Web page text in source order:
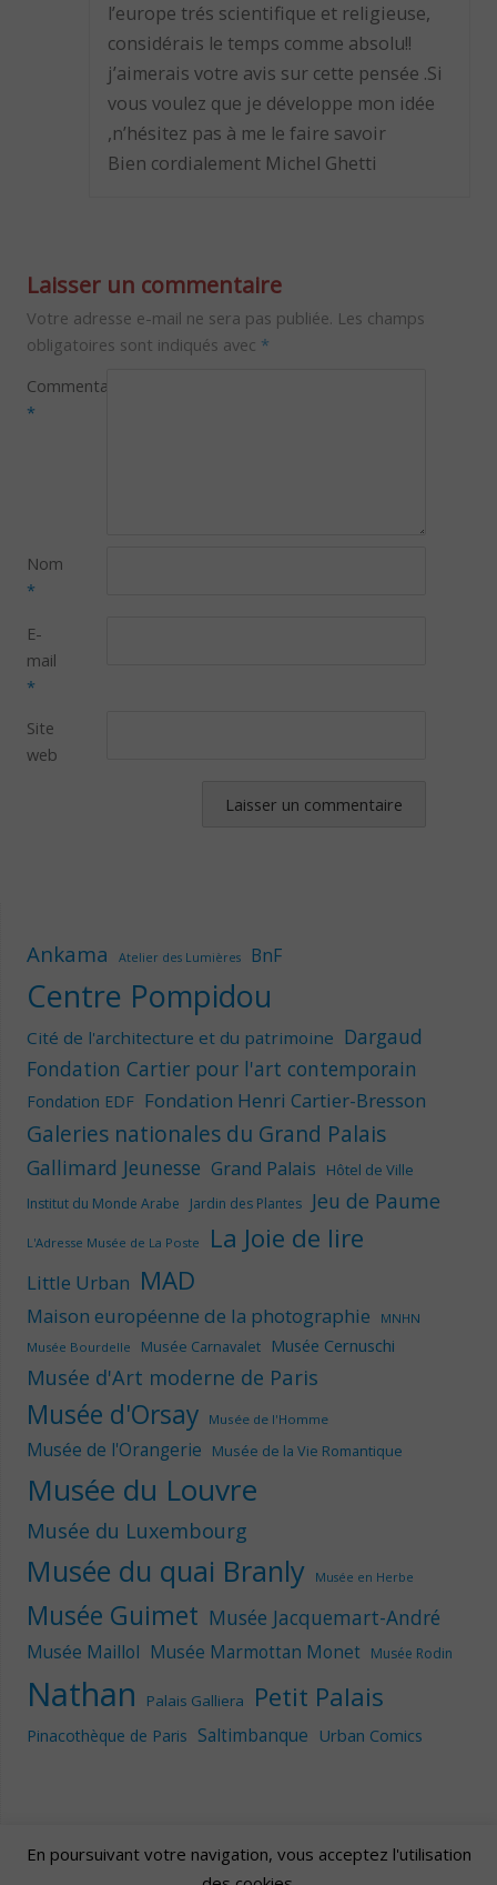
l’europe trés scientifique et religieuse,
considérais le temps comme absolu!!
j’aimerais votre avis sur cette pensée .Si
vous voulez que je développe mon idée
,n’hésitez pas à me le faire savoir
Bien cordialement Michel Ghetti
Laisser un commentaire
Votre adresse e-mail ne sera pas publiée. Les champs
obligatoires sont indiqués avec *
Commentaire
*
Nom
*
E-
mail
*
Site
web
Ankama Atelier des Lumières BnF
Centre Pompidou
Cité de l'architecture et du patrimoine Dargaud
Fondation Cartier pour l'art contemporain
Fondation EDF Fondation Henri Cartier-Bresson
Galeries nationales du Grand Palais
Gallimard Jeunesse Grand Palais Hôtel de Ville
Institut du Monde Arabe Jardin des Plantes Jeu de Paume
L'Adresse Musée de La Poste La Joie de lire
Little Urban MAD
Maison européenne de la photographie
MNHN
Musée Bourdelle
Musée Carnavalet Musée Cernuschi
Musée d'Art moderne de Paris
Musée d'Orsay Musée de l'Homme
Musée de l'Orangerie Musée de la Vie Romantique
Musée du Louvre
Musée du Luxembourg
Musée du quai Branly Musée en Herbe
Musée Guimet Musée Jacquemart-André
Musée Maillol Musée Marmottan Monet Musée Rodin
Nathan Palais Galliera Petit Palais
Pinacothèque de Paris Saltimbanque Urban Comics
En poursuivant votre navigation, vous acceptez l'utilisation